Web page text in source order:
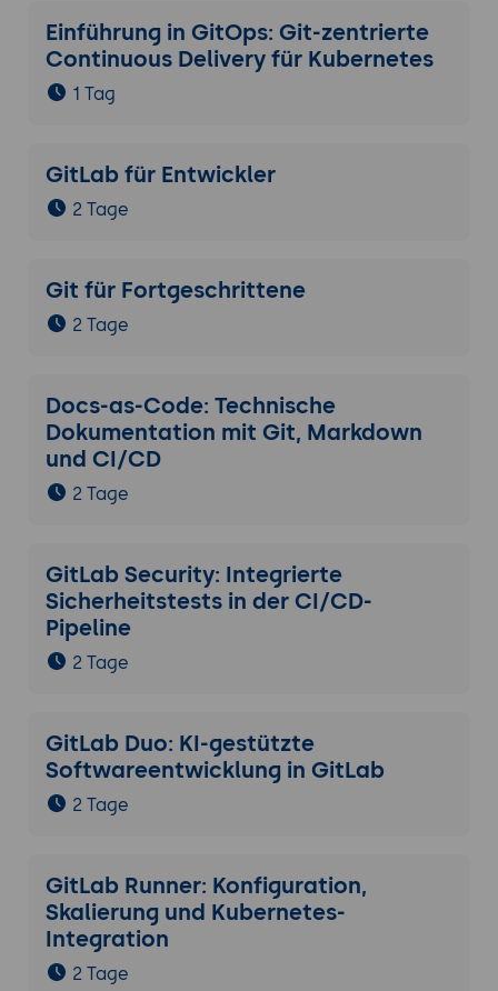
Einführung in GitOps: Git-zentrierte
Continuous Delivery für Kubernetes
1 Tag
GitLab für Entwickler
2 Tage
Git für Fortgeschrittene
2 Tage
Docs-as-Code: Technische
Dokumentation mit Git, Markdown
und CI/CD
2 Tage
GitLab Security: Integrierte
Sicherheitstests in der CI/CD-
Pipeline
2 Tage
GitLab Duo: KI-gestützte
Softwareentwicklung in GitLab
2 Tage
GitLab Runner: Konfiguration,
Skalierung und Kubernetes-
Integration
2 Tage